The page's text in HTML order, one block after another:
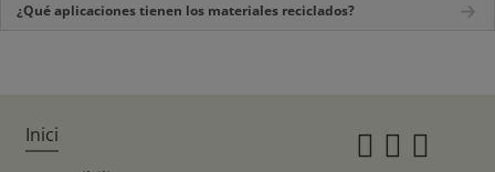
¿Qué aplicaciones tienen los materiales reciclados?
Inici